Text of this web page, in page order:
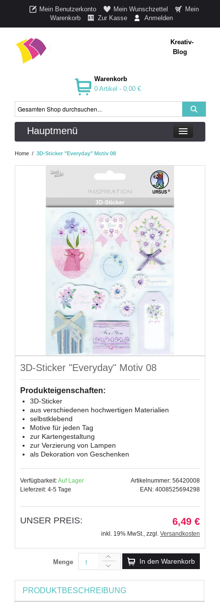
Mein Benutzerkonto Mein Wunschzettel
Mein
Warenkorb
Zur Kasse Anmelden
Kreativ-
Blog
Warenkorb
0 Artikel - 0,00 €
Hauptmenü
Home / 3D-Sticker "Everyday" Motiv 08
3D-Sticker "Everyday" Motiv 08
Produkteigenschaften:
3D-Sticker
aus verschiedenen hochwertigen Materialien
selbstklebend
Motive für jeden Tag
zur Kartengestaltung
zur Verzierung von Lampen
als Dekoration von Geschenken
Verfügbarkeit:Auf Lager
Lieferzeit: 4-5 Tage
Artikelnummer: 56420008
EAN: 4008525694298
UNSER PREIS: 6,49 €
inkl. 19% MwSt., zzgl. Versandkosten
Menge In den Warenkorb
PRODUKTBESCHREIBUNG